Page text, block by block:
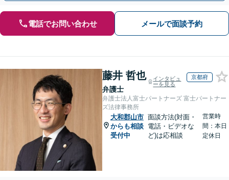
電話でお問い合わせ メールで面談予約
藤井 哲也
弁護士
インタビュ
ーを見る
京都府
弁護士法人富士パートナーズ 富士パートナー
ズ法律事務所
大和郡山市
からも相談
受付中
面談方法(対面・
電話・ビデオな
ど)は応相談
営業時
間：本日
定休日